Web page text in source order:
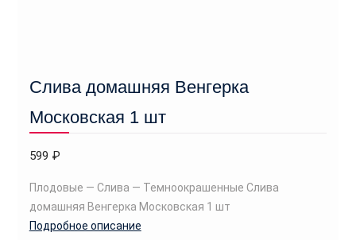
Слива домашняя Венгерка
Московская 1 шт
599 ₽
Плодовые — Слива — Темноокрашенные Слива
домашняя Венгерка Московская 1 шт
Подробное описание